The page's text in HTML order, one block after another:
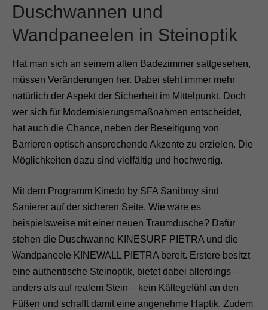
Duschwannen und
Wandpaneelen in Steinoptik
Hat man sich an seinem alten Badezimmer sattgesehen,
müssen Veränderungen her. Dabei steht immer mehr
natürlich der Aspekt der Sicherheit im Mittelpunkt. Doch
wer sich für Modernisierungsmaßnahmen entscheidet,
hat auch die Chance, neben der Beseitigung von
Barrieren optisch ansprechende Akzente zu erzielen. Die
Möglichkeiten dazu sind vielfältig und hochwertig.
Mit dem Programm Kinedo by SFA Sanibroy sind
Sanierer auf der sicheren Seite. Wie wäre es
beispielsweise mit einer neuen Traumdusche? Dafür
stehen die Duschwanne KINESURF PIETRA und die
Wandpaneele KINEWALL PIETRA bereit. Erstere besitzt
eine authentische Steinoptik, bietet dabei allerdings –
anders als auf realem Stein – kein Kältegefühl an den
Füßen und schafft damit eine angenehme Haptik. Zudem